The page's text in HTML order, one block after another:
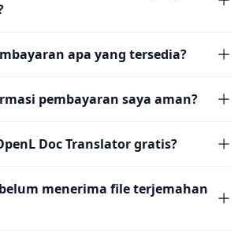
apa yang tersedia?
pembayaran saya aman?
Doc Translator gratis?
menerima file terjemahan